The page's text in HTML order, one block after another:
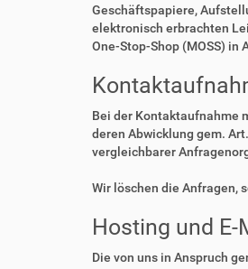
Geschäftspapiere,
elektronisch erbrachten
One-Stop-Shop (MOSS) in
Bei der Kontaktaufnahme
deren Abwicklung gem.
vergleichbarer
Wir löschen die Anfragen,
Hosting und E-
Die von uns in Anspruch